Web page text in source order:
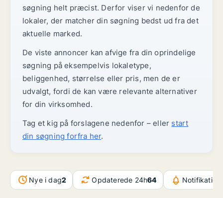
søgning helt præcist. Derfor viser vi nedenfor de
lokaler, der matcher din søgning bedst ud fra det
aktuelle marked.
De viste annoncer kan afvige fra din oprindelige
søgning på eksempelvis lokaletype,
beliggenhed, størrelse eller pris, men de er
udvalgt, fordi de kan være relevante alternativer
for din virksomhed.
Tag et kig på forslagene nedenfor – eller start
din søgning forfra her.
Nye i dag2 Opdaterede 24h64